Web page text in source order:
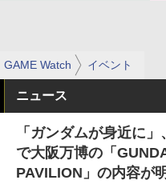
GAME Watch イベント
ニュース
「ガンダムが身近に
で大阪万博の「
PAVILION」の内容が